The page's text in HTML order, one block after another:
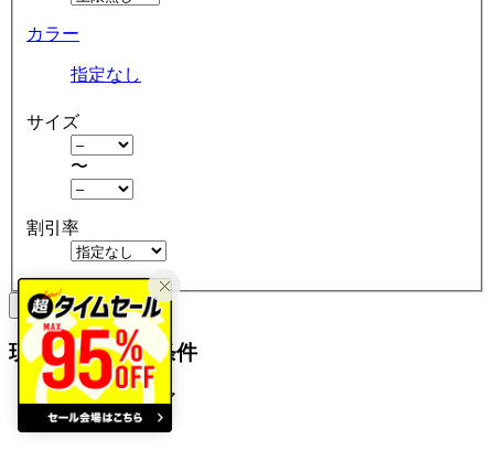
カラー
指定なし
サイズ
〜
割引率
クリア 絞り込む
現在の絞り込み条件
ベビーウェア
アウトレット